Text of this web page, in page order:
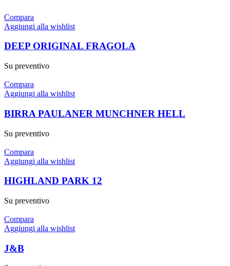
Compara
Aggiungi alla wishlist
DEEP ORIGINAL FRAGOLA
Su preventivo
Compara
Aggiungi alla wishlist
BIRRA PAULANER MUNCHNER HELL
Su preventivo
Compara
Aggiungi alla wishlist
HIGHLAND PARK 12
Su preventivo
Compara
Aggiungi alla wishlist
J&B